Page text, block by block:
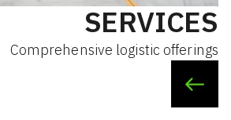
SERVICES
Comprehensive logistic offerings